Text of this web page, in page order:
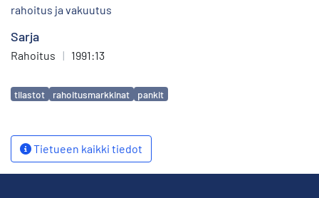
rahoitus ja vakuutus
Sarja
Rahoitus | 1991:13
Avainsanat
tilastot rahoitusmarkkinat pankit
Tietueen kaikki tiedot